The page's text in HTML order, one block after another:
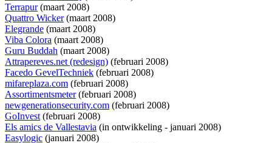
Terrapur(maart 2008)
Quattro Wicker(maart 2008)
Elegrande (maart 2008)
Viba Colora (maart 2008)
Guru Buddah (maart 2008)
Attrapereves.net (redesign) (februari 2008)
Facedo GevelTechniek (februari 2008)
mifareplaza.com (februari 2008)
Assortimentsmeter(februari 2008)
newgenerationsecurity.com (februari 2008)
GoInvest(februari 2008)
Els amics de Vallestavia (in ontwikkeling - januari 2008)
Easylogic (januari 2008)